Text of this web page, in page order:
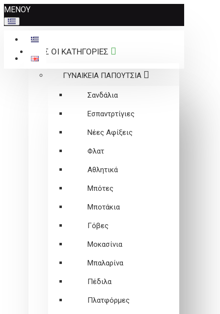
Σημείωση:
Αυτός
ο
ιστότοπος
περιλαμβάνει
ΜΕΝΟΥ
ΟΛΕΣ ΟΙ ΚΑΤΗΓΟΡΙΕΣ
ΓΥΝΑΙΚΕΙΑ ΠΑΠΟΥΤΣΙΑ
Σανδάλια
Εσπαντρτίγιες
Νέες Αφίξεις
Φλατ
Αθλητικά
Μπότες
Μποτάκια
Γόβες
Μοκασίνια
Μπαλαρίνα
Πέδιλα
Πλατφόρμες